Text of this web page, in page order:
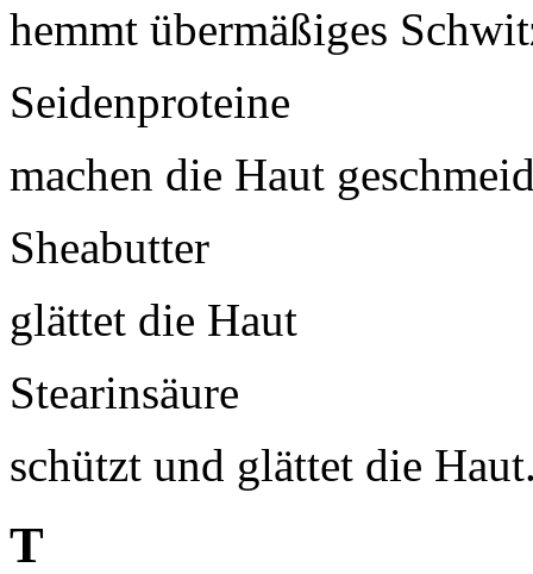
hemmt übermäßiges
Seidenproteine
machen die Haut
Sheabutter
glättet die Haut
Stearinsäure
schützt und glättet die
T